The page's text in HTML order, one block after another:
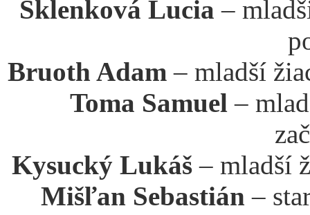
Sklenková Lucia –
Bruoth Adam– mladší
Toma Samuel –
Kysucký Lukáš– mladší
Mišľan Sebastián –